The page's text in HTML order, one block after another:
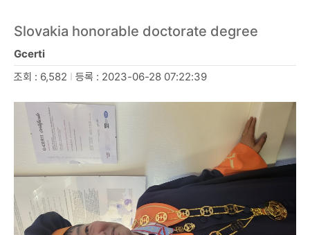
Slovakia honorable doctorate degree
Gcerti
조회 : 6,582 I 등록 : 2023-06-28 07:22:39